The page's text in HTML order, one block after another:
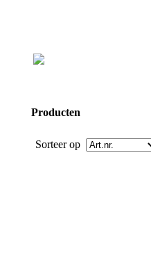
Producten
Sorteer op